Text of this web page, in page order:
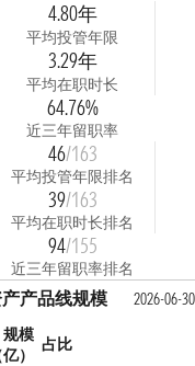
4.80年
平均投管年限
3.29年
平均在职时长
64.76%
近三年留职率
46/163
平均投管年限排名
39/163
平均在职时长排名
94/155
近三年留职率排名
产品线规模
2026-06-30
规模
亿）
占比